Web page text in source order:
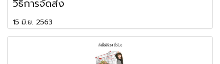
วิธีการจัดส่ง
15 มิ.ย. 2563